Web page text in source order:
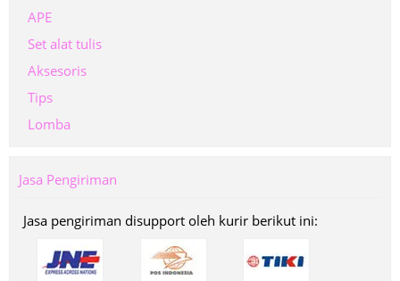
APE
Set alat tulis
Aksesoris
Tips
Lomba
Jasa Pengiriman
Jasa pengiriman disupport oleh kurir berikut ini: